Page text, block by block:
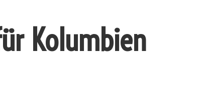
Kolumbien